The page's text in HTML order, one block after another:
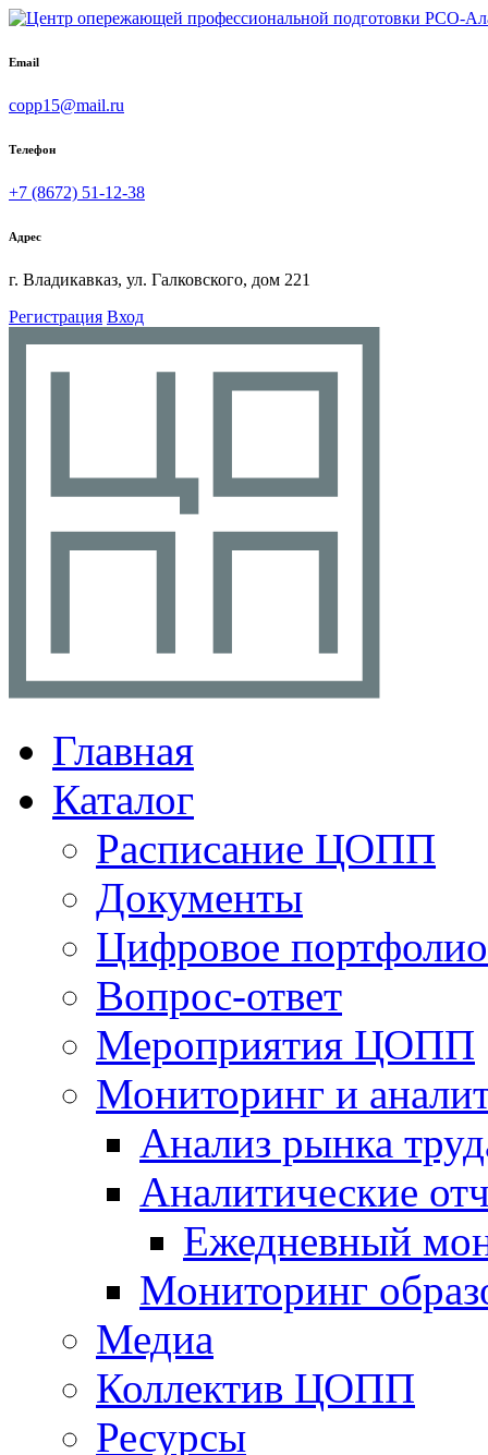
Email
copp15@mail.ru
Телефон
+7 (8672) 51-12-38
Адрес
г. Владикавказ, ул. Галковского, дом 221
Регистрация Вход
Главная
Каталог
Расписание ЦОПП
Документы
Цифровое портфолио
Вопрос-ответ
Мероприятия ЦОПП
Мониторинг и
Анализ рынка
Аналитические
Ежедневный
Мониторинг
Медиа
Коллектив ЦОПП
Ресурсы